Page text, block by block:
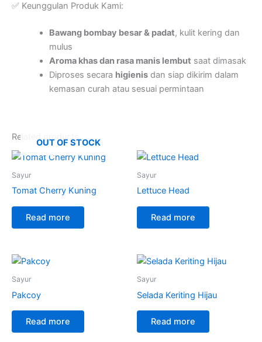
✅ Keunggulan Produk Kami:
Bawang bombay besar & padat, kulit kering dan
mulus
Aroma khas dan rasa manis lembut saat dimasak
Diproses secara higienisdan siap dikirim dalam
kemasan curah atau sesuai permintaan
Related products
OUT OF STOCK
Sayur
Tomat Cherry Kuning
Read more
Sayur
Lettuce Head
Read more
Sayur
Pakcoy
Read more
Sayur
Selada Keriting Hijau
Read more